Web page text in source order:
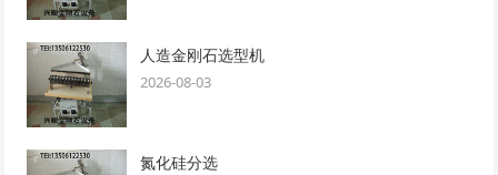
人造金刚石选型机
2026-08-03
氮化硅分选